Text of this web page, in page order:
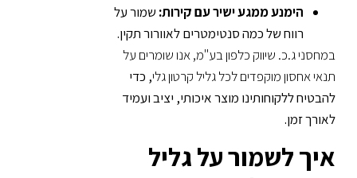
הימנע ממגע ישיר עם קירות: שמור על
רווח של כמה סנטימטרים לאוורור תקין.
במחסני ג.כ. שיווק כלפון בע"מ, אנו שומרים על
תנאי אחסון מוקפדים לכל גליל קרטון גלי, כדי
להבטיח ללקוחותינו מוצר איכותי, יציב ועמיד
לאורך זמן.
איך לשמור על גליל